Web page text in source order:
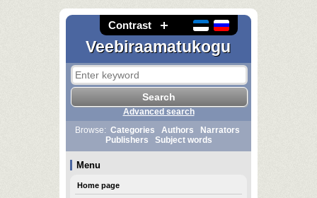
Contrast
Veebiraamatukogu
Advanced search
Browse: Categories Authors
Narrators
Publishers
Subject words
Menu
Home page